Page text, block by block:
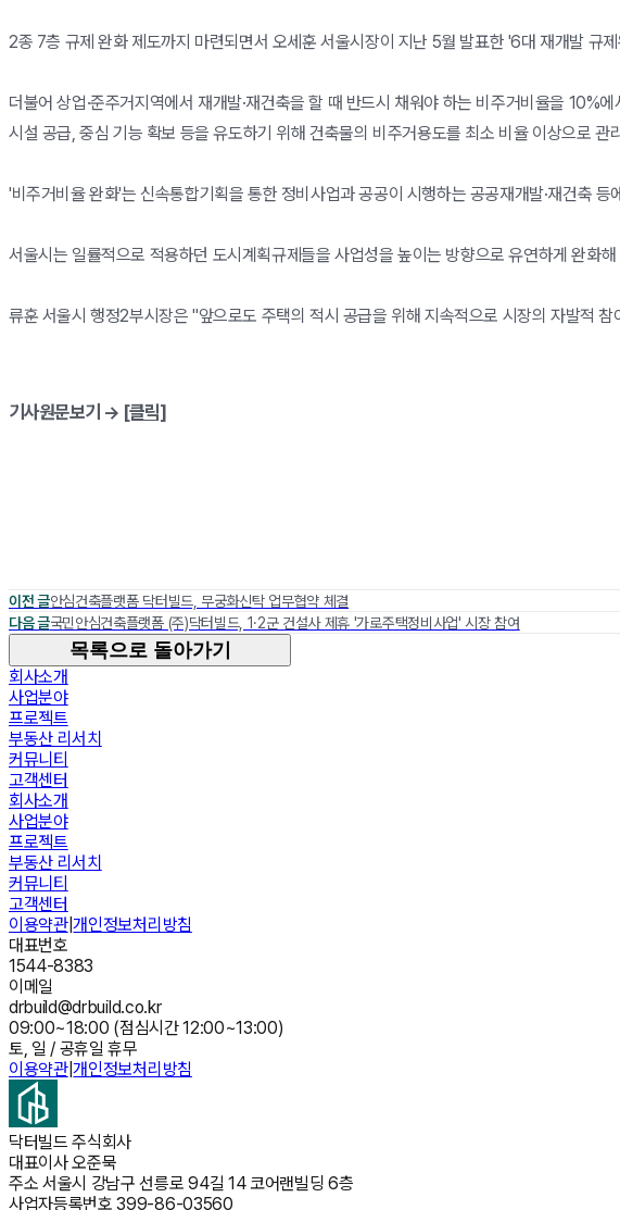
2종 7층 규제 완화 제도까지 마련되면서 오세훈 서울시장이 지난 5월 발표한 '6대 재개발 규
더불어 상업·준주거지역에서 재개발·재건축을 할 때 반드시 채워야 하는 비주거비율을
시설 공급, 중심 기능 확보 등을 유도하기 위해 건축물의 비주거용도를 최소 비율 이상으로 관
'비주거비율 완화'는 신속통합기획을 통한 정비사업과 공공이 시행하는 공공재개발·재건축
서울시는 일률적으로 적용하던 도시계획규제들을 사업성을 높이는 방향으로 유연하게 완화
류훈 서울시 행정2부시장은 "앞으로도 주택의 적시 공급을 위해 지속적으로 시장의 자발적
기사원문보기 → [클릭]
이전 글안심건축플랫폼 닥터빌드, 무궁화신탁 업무협약 체결
다음 글국민안심건축플랫폼 (주)닥터빌드, 1·2군 건설사 제휴 '가로주택정비사업' 시장 참여
목록으로 돌아가기
회사소개
사업분야
프로젝트
부동산 리서치
커뮤니티
고객센터
회사소개
사업분야
프로젝트
부동산 리서치
커뮤니티
고객센터
이용약관|개인정보처리방침
대표번호
1544-8383
이메일
drbuild@drbuild.co.kr
09:00~18:00 (점심시간 12:00~13:00)
토, 일 / 공휴일 휴무
이용약관|개인정보처리방침
닥터빌드 주식회사
대표이사오준묵
주소 서울시 강남구 선릉로 94길 14 코어랜빌딩 6층
사업자등록번호 399-86-03560